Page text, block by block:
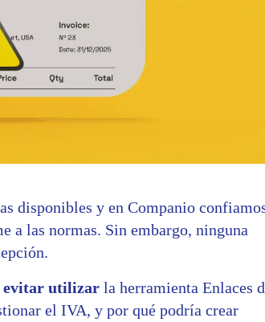
disponibles y en Companio
a las normas. Sin embargo, ninguna
evitar utilizar la herramienta Enlaces
el IVA, y por qué podría crear